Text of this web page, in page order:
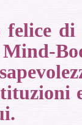
felice